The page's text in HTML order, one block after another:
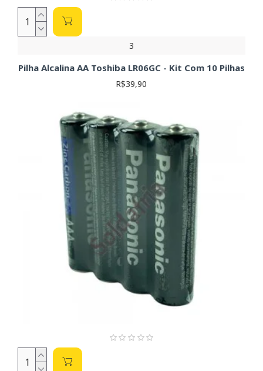
3
Pilha Alcalina AA Toshiba LR06GC - Kit Com 10 Pilhas
R$39,90